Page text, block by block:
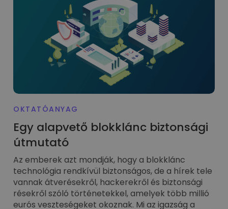
OKTATÓANYAG
Egy alapvető blokklánc biztonsági
útmutató
Az emberek azt mondják, hogy a blokklánc
technológia rendkívül biztonságos, de a hírek tele
vannak átverésekről, hackerekről és biztonsági
résekről szóló történetekkel, amelyek több millió
eurós veszteségeket okoznak. Mi az igazság a